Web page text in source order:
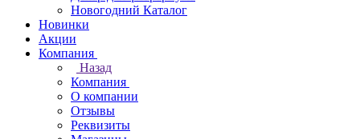
Новогодний Каталог
Новинки
Акции
Компания
Назад
Компания
О компании
Отзывы
Реквизиты